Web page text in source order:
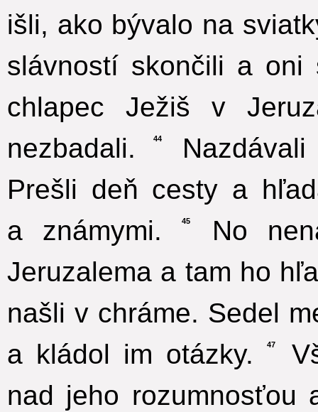
išli, ako bývalo na
slávností skončili a oni
chlapec Ježiš v
nezbadali.
44
Prešli deň cesty a
a známymi.
45
No
Jeruzalema a tam ho
našli v chráme. Sedel
a kládol im otázky.
47
nad jeho rozumnosťou